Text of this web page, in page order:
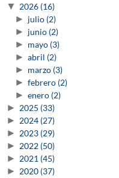
▼ 2026 (16)
► julio (2)
► junio (2)
► mayo (3)
► abril (2)
► marzo (3)
► febrero (2)
► enero (2)
► 2025 (33)
► 2024 (27)
► 2023 (29)
► 2022 (50)
► 2021 (45)
► 2020 (37)